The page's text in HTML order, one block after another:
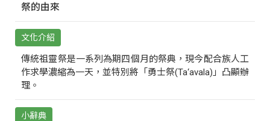
祭的由來
文化介紹
傳統祖靈祭是一系列為期四個月的祭典，現今配合族人工
作求學濃縮為一天，並特別將「勇士祭(Ta‘avala)」凸顯辦
理。
小辭典